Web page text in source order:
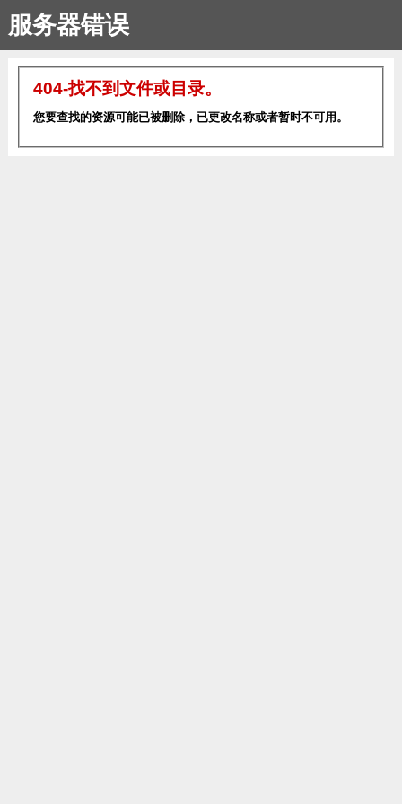
服务器错误
404-找不到文件或目录。
您要查找的资源可能已被删除，已更改名称或者暂时不可用。